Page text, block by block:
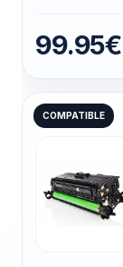
99.95€
COMPATIBLE